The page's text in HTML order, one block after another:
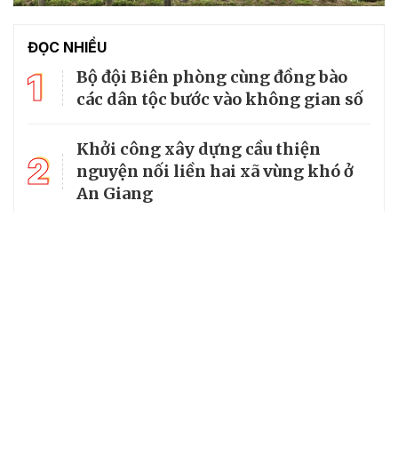
ĐỌC NHIỀU
1
Bộ đội Biên phòng cùng đồng bào
các dân tộc bước vào không gian số
2
Khởi công xây dựng cầu thiện
nguyện nối liền hai xã vùng khó ở
An Giang